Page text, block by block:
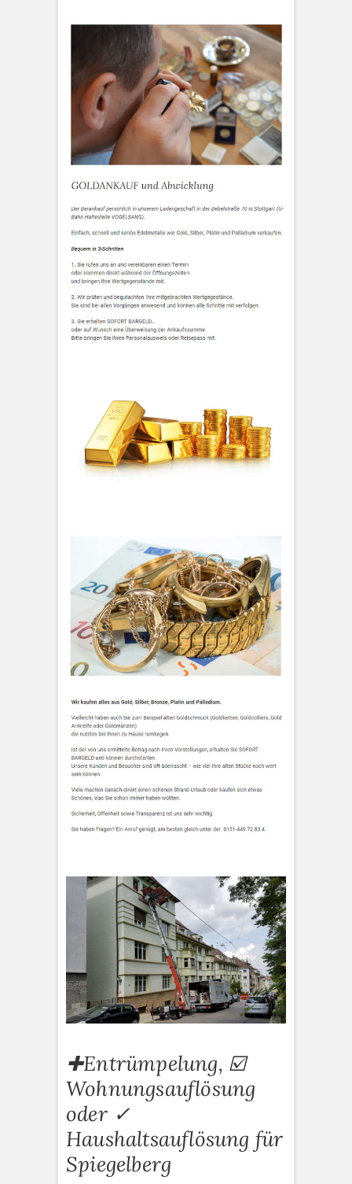
✚Entrümpelung, ☑️
Wohnungsauflösung
oder ✓
Haushaltsauflösung für
Spiegelberg